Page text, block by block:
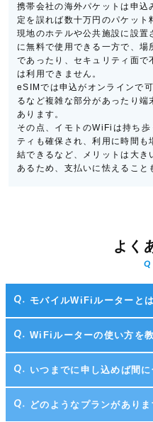
携帯会社の海外パケットは申
定を誤れば数十万円のパケット
現地のホテルや公共施設に設
に無料で使用できる一方で、場
であったり、セキュリティ面で
は利用できません。
eSIMでは申込がオンラインで
るなど複雑な部分があったり
あります。
その点、イモトのWiFiは持ち
ティも確保され、利用に時間
結できるなど、メリットは大
あるため、支払いに怯えること
よく
モバイルWiFiルーターと
WiFiルーターの使い方を
いつまでに申し込めば間に
どのようなプランがありま